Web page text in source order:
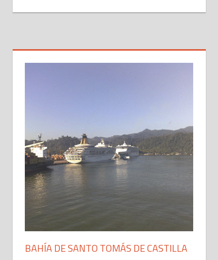
BAHÍA DE SANTO TOMÁS DE CASTILLA